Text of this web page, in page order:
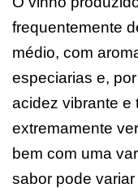
frequentemente
médio, com
especiarias e,
acidez vibrante e
extremamente
bem com uma
sabor pode